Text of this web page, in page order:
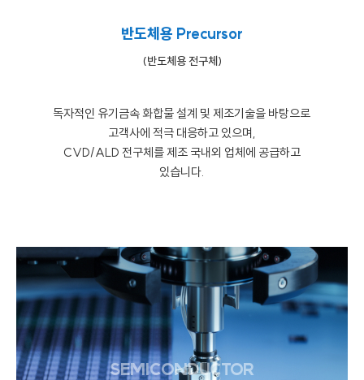
반도체용 Precursor
(반도체용 전구체)
독자적인 유기금속 화합물 설계 및 제조기술을 바탕으로
고객사에 적극 대응하고 있으며,
CVD/ALD 전구체를 제조 국내외 업체에 공급하고
있습니다.
SEMICONDUCTOR